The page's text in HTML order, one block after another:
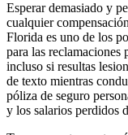
Esperar demasiado y
cualquier
Florida es uno de los
para las reclamaciones
incluso si resultas
de texto mientras
póliza de seguro
y los salarios perdidos